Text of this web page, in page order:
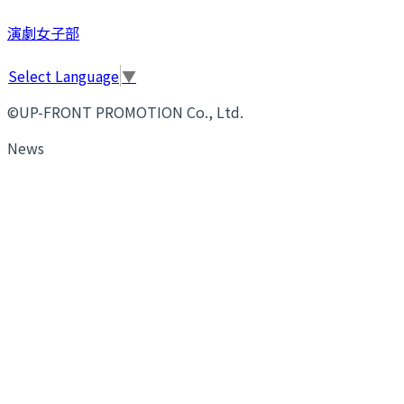
演劇女子部
Select Language▼
©UP-FRONT PROMOTION Co., Ltd.
News